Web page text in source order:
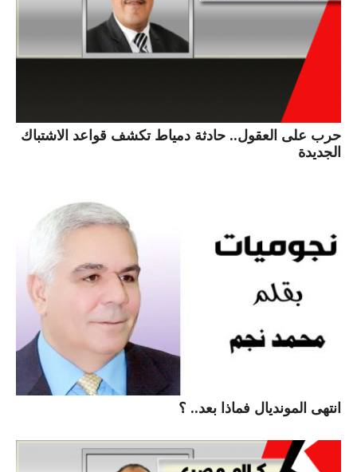
حرب على العقول.. حادثة دمياط تكشف قواعد الاشتباك
الجديدة
انتهى المونديال فماذا بعد.. ؟